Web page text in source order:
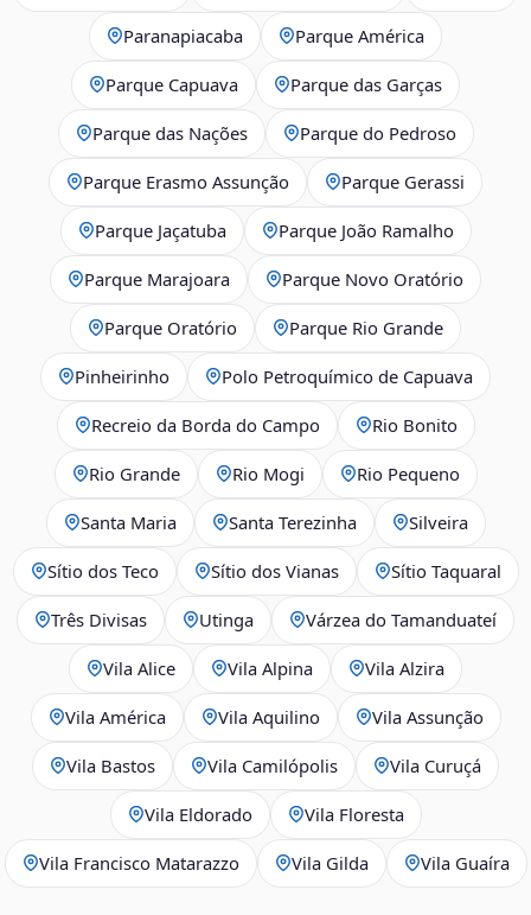
Paranapiacaba Parque América
Parque Capuava Parque das Garças
Parque das Nações Parque do Pedroso
Parque Erasmo Assunção Parque Gerassi
Parque Jaçatuba Parque João Ramalho
Parque Marajoara Parque Novo Oratório
Parque Oratório Parque Rio Grande
Pinheirinho Polo Petroquímico de Capuava
Recreio da Borda do Campo Rio Bonito
Rio Grande Rio Mogi Rio Pequeno
Santa Maria Santa Terezinha Silveira
Sítio dos Teco Sítio dos Vianas Sítio Taquaral
Três Divisas Utinga Várzea do Tamanduateí
Vila Alice Vila Alpina Vila Alzira
Vila América Vila Aquilino Vila Assunção
Vila Bastos Vila Camilópolis Vila Curuçá
Vila Eldorado Vila Floresta
Vila Francisco Matarazzo Vila Gilda Vila Guaíra